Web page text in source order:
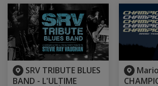
SRV TRIBUTE BLUES
BAND - L'ULTIME